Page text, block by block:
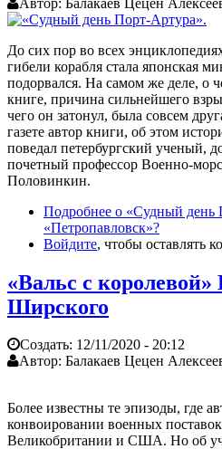
До сих пор во всех
гибели корабля стала японская
подорвался. На самом же деле, о
книге, причина сильнейшего
чего он затонул, была совсем
газете автор книги, об этом
поведал петербургский ученый,
почетный профессор Военно-
Половинкин.
Подробнее о «Судный день
«Петропавловск»?
Войдите, чтобы оставлять
«Вальс с королевой»
Ширского
Создать: 12/11/2020 - 20:12
Автор: Балакаев Цецен
Более известны те эпизоды, где
конвоировании военных
Великобритании и США. Но об